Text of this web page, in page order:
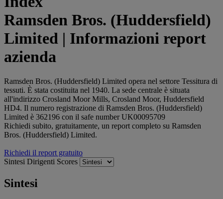
Ramsden Bros. (Huddersfield)
Limited | Informazioni report
azienda
Ramsden Bros. (Huddersfield) Limited opera nel settore Tessitura di
tessuti. È stata costituita nel 1940. La sede centrale è situata
all'indirizzo Crosland Moor Mills, Crosland Moor, Huddersfield
HD4. Il numero registrazione di Ramsden Bros. (Huddersfield)
Limited è 362196 con il safe number UK00095709
Richiedi subito, gratuitamente, un report completo su Ramsden
Bros. (Huddersfield) Limited.
Richiedi il report gratuito
Sintesi Dirigenti Scores
Sintesi